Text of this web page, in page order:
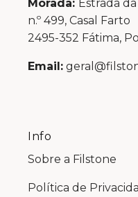
Morada: Estrada
n.º 499, Casal Farto
2495-352 Fátima,
Email:
Info
Sobre a Filstone
Política de